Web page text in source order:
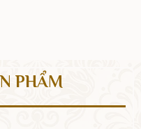
PHẨM